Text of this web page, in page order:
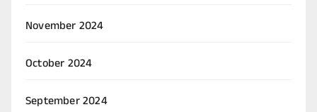
November 2024
October 2024
September 2024